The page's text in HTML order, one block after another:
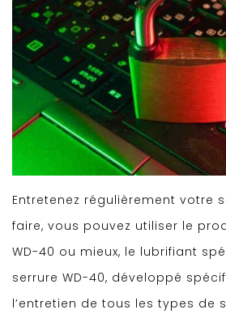
Entretenez régulièrement votre
faire, vous pouvez utiliser le
WD-40 ou mieux, le lubrifiant
serrure WD-40, développé
l’entretien de tous les types de